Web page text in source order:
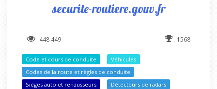
securite-routiere.gouv.fr
448 449 1568
Code et cours de conduite
Véhicules
Codes de la route et règles de conduite
Sièges auto et rehausseurs
Détecteurs de radars